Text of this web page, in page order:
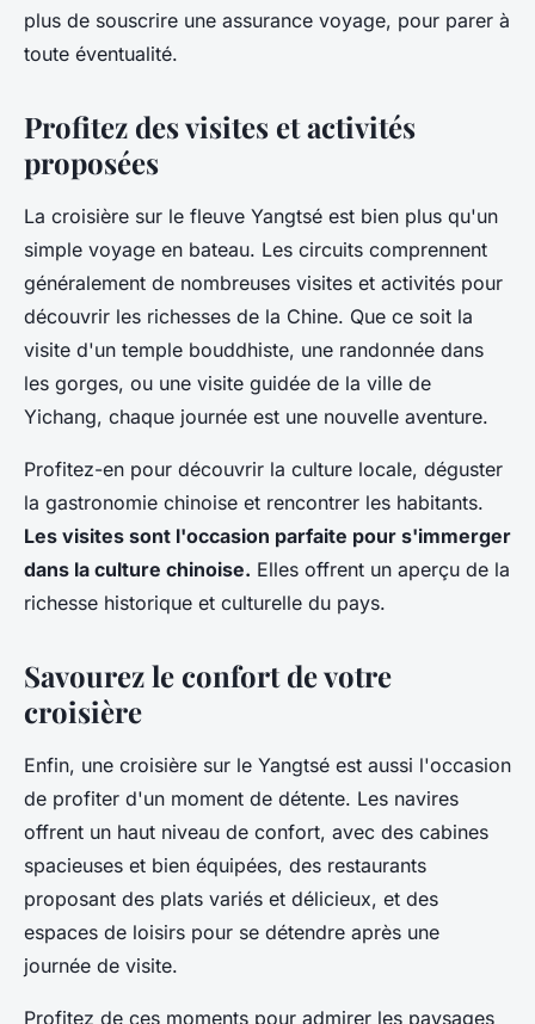
plus de souscrire une assurance voyage, pour parer à
toute éventualité.
Profitez des visites et activités
proposées
La croisière sur le fleuve Yangtsé est bien plus qu'un
simple voyage en bateau. Les circuits comprennent
généralement de nombreuses visites et activités pour
découvrir les richesses de la Chine. Que ce soit la
visite d'un temple bouddhiste, une randonnée dans
les gorges, ou une visite guidée de la ville de
Yichang, chaque journée est une nouvelle aventure.
Profitez-en pour découvrir la culture locale, déguster
la gastronomie chinoise et rencontrer les habitants.
Les visites sont l'occasion parfaite pour s'immerger
dans la culture chinoise. Elles offrent un aperçu de la
richesse historique et culturelle du pays.
Savourez le confort de votre
croisière
Enfin, une croisière sur le Yangtsé est aussi l'occasion
de profiter d'un moment de détente. Les navires
offrent un haut niveau de confort, avec des cabines
spacieuses et bien équipées, des restaurants
proposant des plats variés et délicieux, et des
espaces de loisirs pour se détendre après une
journée de visite.
Profitez de ces moments pour admirer les paysages